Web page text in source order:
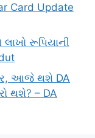
Card Update
રૂપિયાની
આજે થશે DA
થશે? – DA